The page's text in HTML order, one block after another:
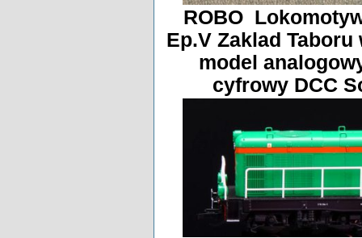
ROBO
Ep.V Zaklad Taboru
model
cyfrowy DCC